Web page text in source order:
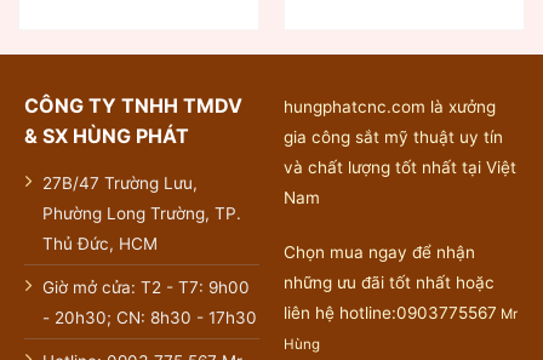
CÔNG TY TNHH TMDV
& SX HÙNG PHÁT
27B/47 Trường Lưu,
Phường Long Trường, TP.
Thủ Đức, HCM
Giờ mở cửa: T2 - T7: 9h00
- 20h30; CN: 8h30 - 17h30
hungphatcnc.com là xưởng
gia công sắt mỹ thuật uy tín
và chất lượng tốt nhất tại Việt
Nam
Chọn mua ngay để nhận
những ưu đãi tốt nhất hoặc
liên hệ hotline:0903775567 Mr
Hùng